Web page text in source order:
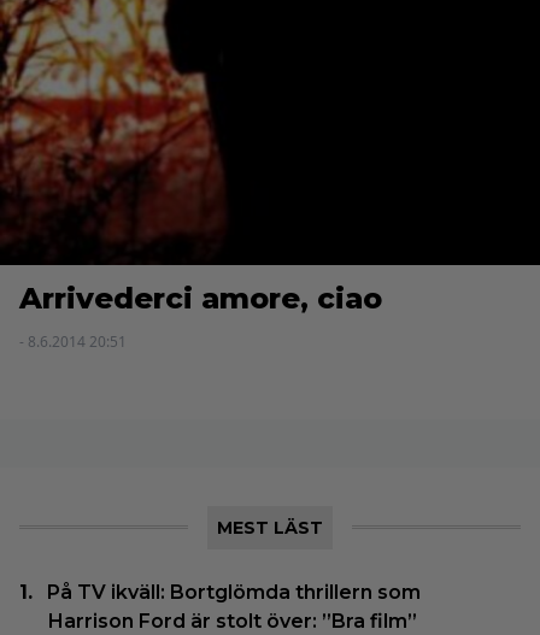
Arrivederci amore, ciao
- 8.6.2014 20:51
MEST LÄST
På TV ikväll: Bortglömda thrillern som
Harrison Ford är stolt över: ”Bra film”